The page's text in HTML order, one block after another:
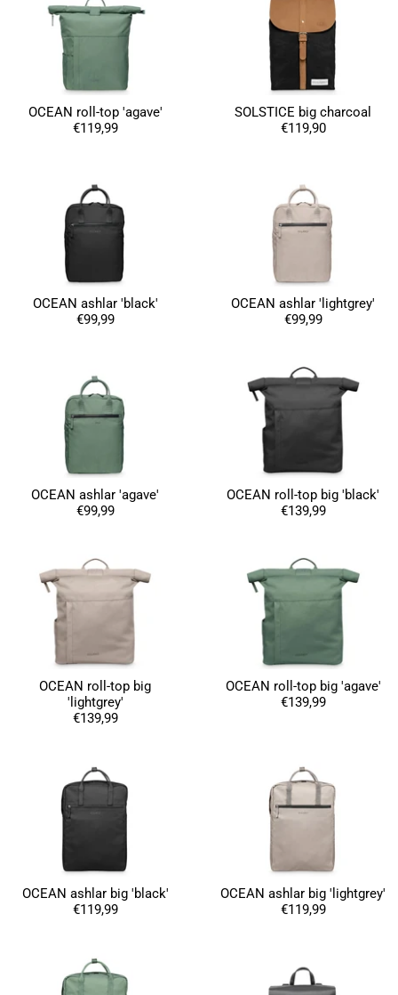
4,8Calificación
OCEAN roll-top 'agave'
€119,99
SOLSTICE big charcoal
€119,90
OCEAN ashlar 'black'
€99,99
OCEAN ashlar 'lightgrey'
€99,99
OCEAN ashlar 'agave'
€99,99
OCEAN roll-top big 'black'
€139,99
OCEAN roll-top big
'lightgrey'
€139,99
OCEAN roll-top big 'agave'
€139,99
OCEAN ashlar big 'black'
€119,99
OCEAN ashlar big 'lightgrey'
€119,99